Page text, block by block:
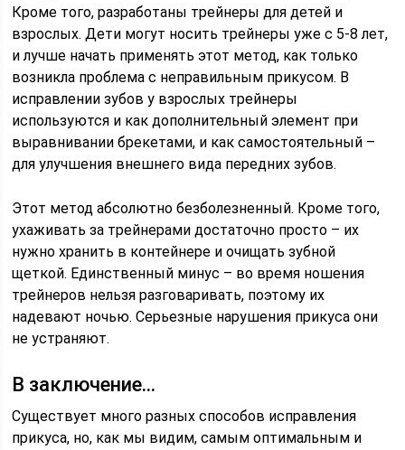
Кроме того, разработаны трейнеры для детей и
взрослых. Дети могут носить трейнеры уже с 5-8 лет,
и лучше начать применять этот метод, как только
возникла проблема с неправильным прикусом. В
исправлении зубов у взрослых трейнеры
используются и как дополнительный элемент при
выравнивании брекетами, и как самостоятельный –
для улучшения внешнего вида передних зубов.
Этот метод абсолютно безболезненный. Кроме того,
ухаживать за трейнерами достаточно просто – их
нужно хранить в контейнере и очищать зубной
щеткой. Единственный минус – во время ношения
трейнеров нельзя разговаривать, поэтому их
надевают ночью. Серьезные нарушения прикуса они
не устраняют.
В заключение…
Существует много разных способов исправления
прикуса, но, как мы видим, самым оптимальным и